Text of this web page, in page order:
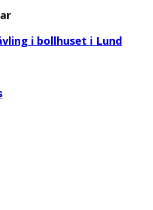
i bollhuset i Lund